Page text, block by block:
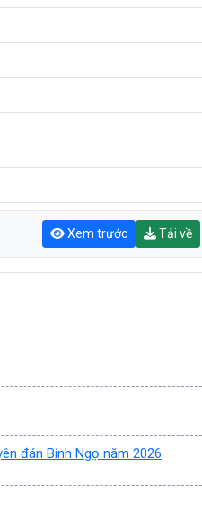
Xem trước Tải về
đán Bính Ngọ năm 2026